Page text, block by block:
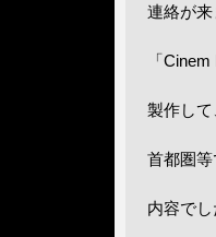
連絡が来
「
製作して
首都圏等
内容でし